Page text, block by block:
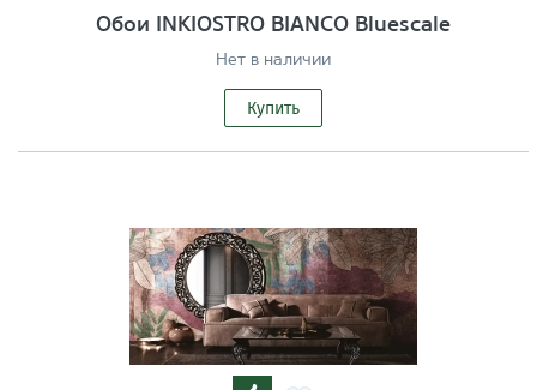
Обои INKIOSTRO BIANCO Bluescale
Нет в наличии
Купить